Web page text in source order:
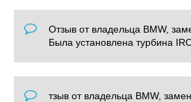
Отзыв от владельца BMW,
Была установлена турбина
тзыв от владельца BMW,